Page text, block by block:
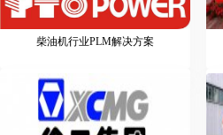
柴油机行业PLM解决方案